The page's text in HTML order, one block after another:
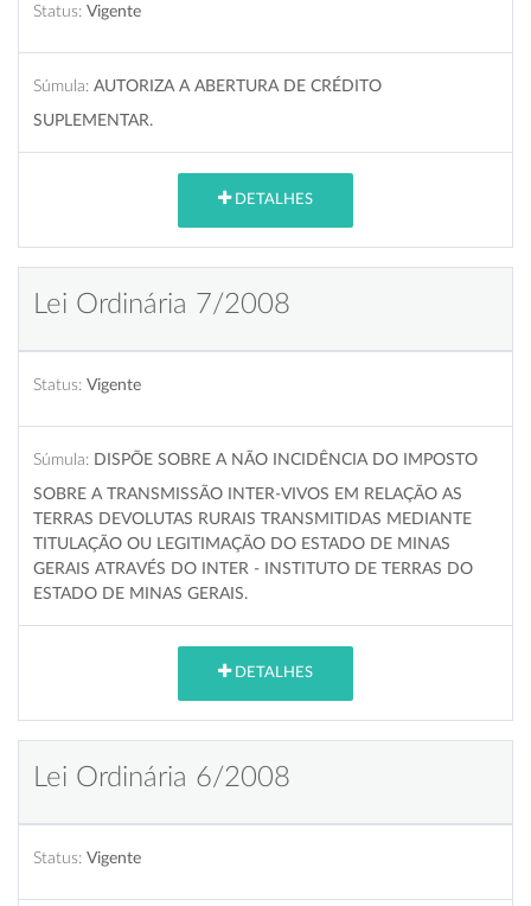
Status: Vigente
Súmula: AUTORIZA A ABERTURA DE CRÉDITO
SUPLEMENTAR.
DETALHES
Lei Ordinária 7/2008
Status: Vigente
Súmula: DISPÕE SOBRE A NÃO INCIDÊNCIA DO IMPOSTO
SOBRE A TRANSMISSÃO INTER-VIVOS EM RELAÇÃO AS
TERRAS DEVOLUTAS RURAIS TRANSMITIDAS MEDIANTE
TITULAÇÃO OU LEGITIMAÇÃO DO ESTADO DE MINAS
GERAIS ATRAVÉS DO INTER - INSTITUTO DE TERRAS DO
ESTADO DE MINAS GERAIS.
DETALHES
Lei Ordinária 6/2008
Status: Vigente